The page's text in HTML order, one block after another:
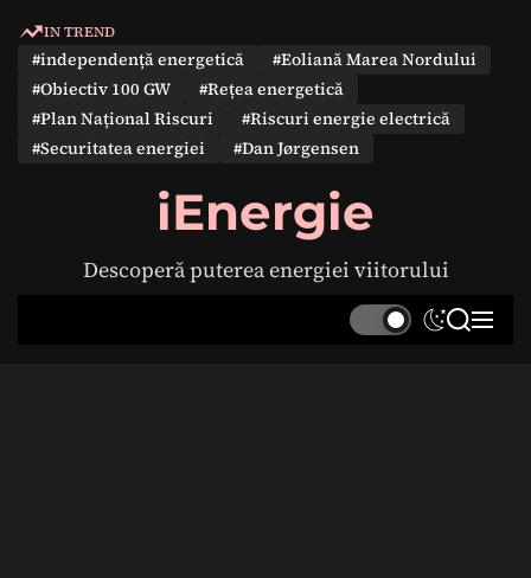
IN TREND
#independență energetică
#Eoliană Marea Nordului
#Obiectiv 100 GW
#Rețea energetică
#Plan Național Riscuri
#Riscuri energie electrică
#Securitatea energiei
#Dan Jørgensen
iEnergie
Descoperă puterea energiei viitorului
S
S M